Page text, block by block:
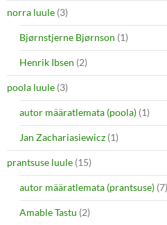
norra luule (3)
Bjørnstjerne Bjørnson (1)
Henrik Ibsen (2)
poola luule (3)
autor määratlemata (poola) (1)
Jan Zachariasiewicz (1)
prantsuse luule (15)
autor määratlemata (prantsuse) (7)
Amable Tastu (2)